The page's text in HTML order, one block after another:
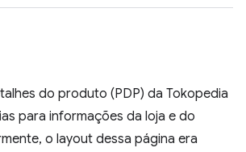
do produto (PDP) da Tokopedia
para informações da loja e do
o layout dessa página era